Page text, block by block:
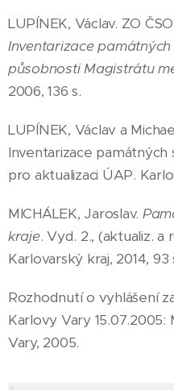
LUPÍNEK, Václav. ZO
Inventarizace
působnosti Magistrátu
2006, 136 s.
LUPÍNEK, Václav a
Inventarizace
pro aktualizaci ÚAP.
MICHÁLEK, Jaroslav.
kraje. Vyd. 2., (aktualiz. a
Karlovarský kraj, 2014, 93
Rozhodnutí o vyhlášení
Karlovy Vary
Vary, 2005.